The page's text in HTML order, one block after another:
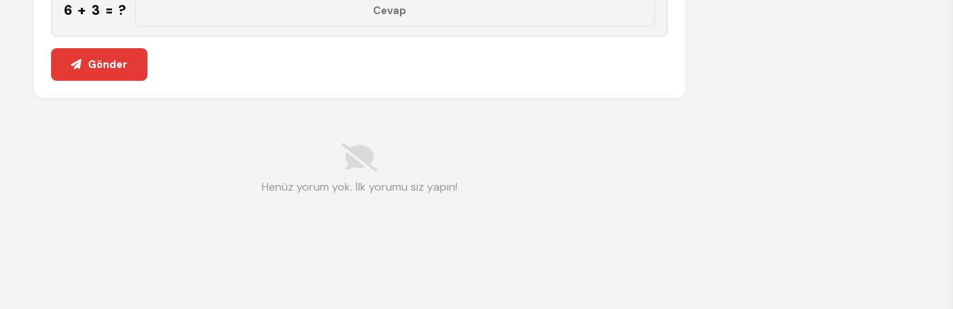
6 + 3 = ?
Gönder
Henüz yorum yok. İlk yorumu siz yapın!